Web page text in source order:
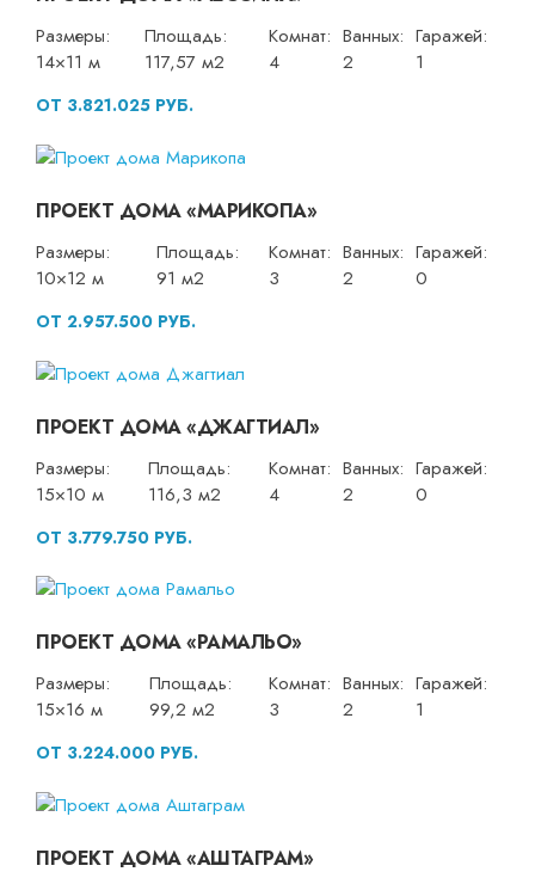
Размеры:
14×11 м
Площадь:
117,57 м2
Комнат:
4
Ванных:
2
Гаражей:
1
ОТ 3.821.025 РУБ.
ПРОЕКТ ДОМА «МАРИКОПА»
Размеры:
10×12 м
Площадь:
91 м2
Комнат:
3
Ванных:
2
Гаражей:
0
ОТ 2.957.500 РУБ.
ПРОЕКТ ДОМА «ДЖАГТИАЛ»
Размеры:
15×10 м
Площадь:
116,3 м2
Комнат:
4
Ванных:
2
Гаражей:
0
ОТ 3.779.750 РУБ.
ПРОЕКТ ДОМА «РАМАЛЬО»
Размеры:
15×16 м
Площадь:
99,2 м2
Комнат:
3
Ванных:
2
Гаражей:
1
ОТ 3.224.000 РУБ.
ПРОЕКТ ДОМА «АШТАГРАМ»